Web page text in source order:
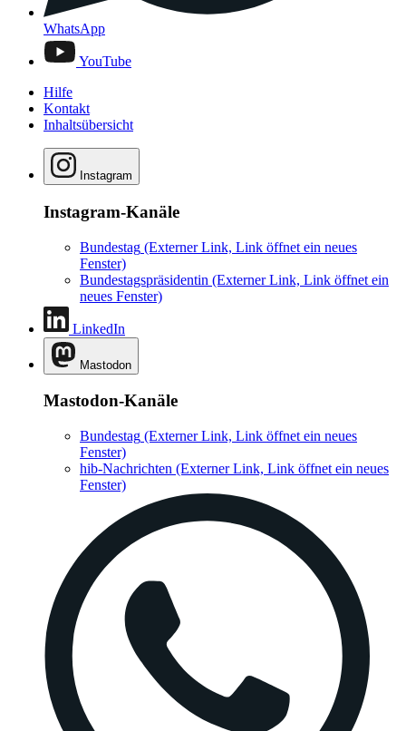
WhatsApp
YouTube
Hilfe
Kontakt
Inhaltsübersicht
Instagram
Instagram-Kanäle
Bundestag (Externer Link, Link öffnet ein neues
Fenster)
Bundestagspräsidentin (Externer Link, Link öffnet ein
neues Fenster)
LinkedIn
Mastodon
Mastodon-Kanäle
Bundestag (Externer Link, Link öffnet ein neues
Fenster)
hib-Nachrichten (Externer Link, Link öffnet ein neues
Fenster)